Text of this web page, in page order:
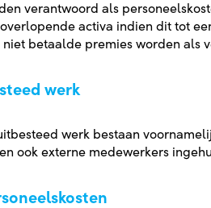
verantwoord als
activa indien dit tot
betaalde premies worden als
werk
werk bestaan
ook externe medewerkers